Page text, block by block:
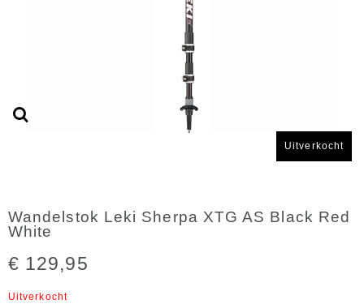
Uitverkocht
Wandelstok Leki Sherpa XTG AS Black Red
White
€ 129,95
Uitverkocht